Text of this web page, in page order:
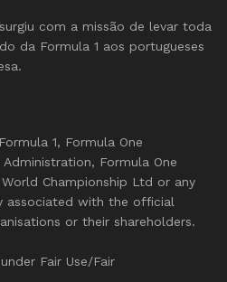
com a missão de levar toda
da Formula 1 aos portugueses
1, Formula One
Formula One
Championship Ltd or any
associated with the official
or their shareholders.
Fair Use/Fair